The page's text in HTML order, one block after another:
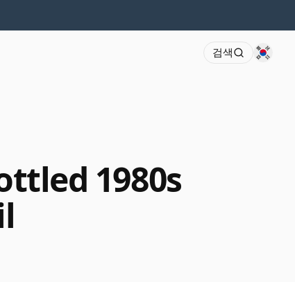
검색
1980s